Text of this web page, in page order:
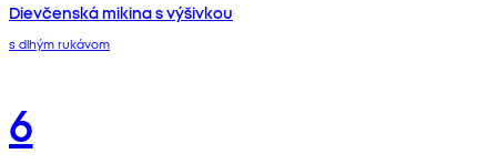
Dievčenská mikina s výšivkou
s dlhým rukávom
6